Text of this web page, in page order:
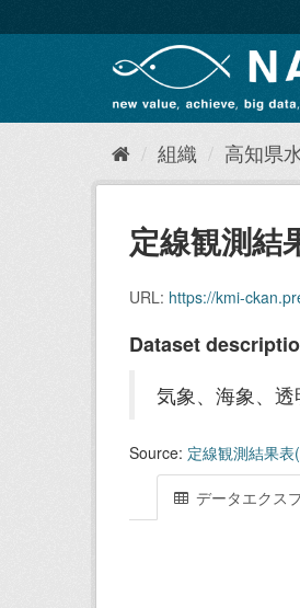
キ
て
組織 高知県
定線観測結
URL: https://kmi-
Dataset
気象、海象、透
Source: 定線観測結果
データエクス